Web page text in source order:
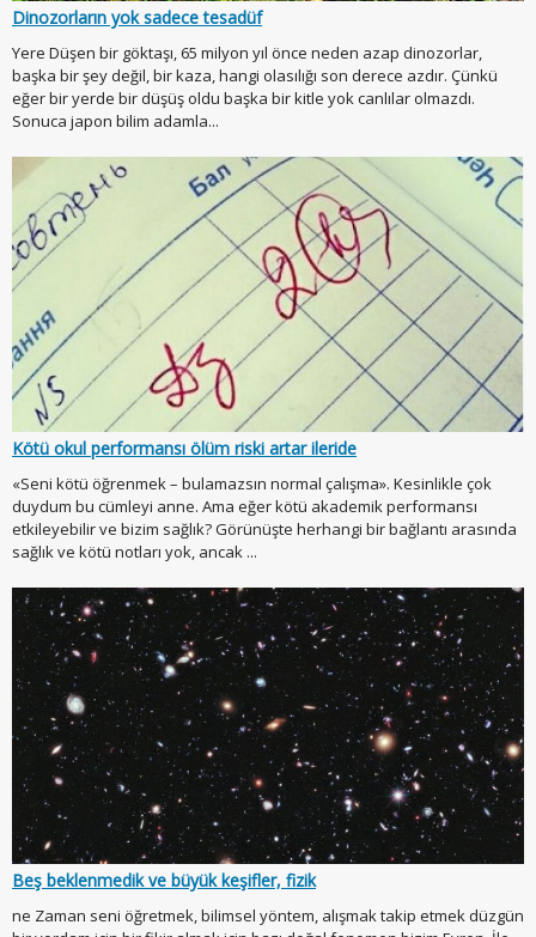
Dinozorların yok sadece tesadüf
Yere Düşen bir göktaşı, 65 milyon yıl önce neden azap dinozorlar,
başka bir şey değil, bir kaza, hangi olasılığı son derece azdır. Çünkü
eğer bir yerde bir düşüş oldu başka bir kitle yok canlılar olmazdı.
Sonuca japon bilim adamla...
Kötü okul performansı ölüm riski artar ileride
«Seni kötü öğrenmek – bulamazsın normal çalışma». Kesinlikle çok
duydum bu cümleyi anne. Ama eğer kötü akademik performansı
etkileyebilir ve bizim sağlık? Görünüşte herhangi bir bağlantı arasında
sağlık ve kötü notları yok, ancak ...
Beş beklenmedik ve büyük keşifler, fizik
ne Zaman seni öğretmek, bilimsel yöntem, alışmak takip etmek düzgün